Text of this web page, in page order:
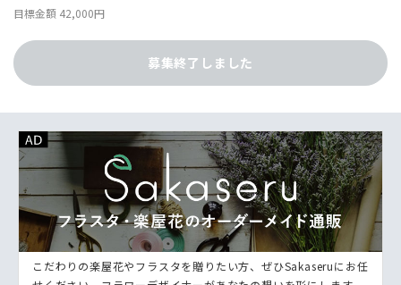
目標金額 42,000円
募集終了しました
こだわりの楽屋花やフラスタを贈りたい方、ぜひSakaseruにお任